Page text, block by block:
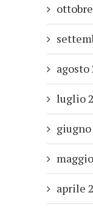
agosto
luglio
giugno
aprile